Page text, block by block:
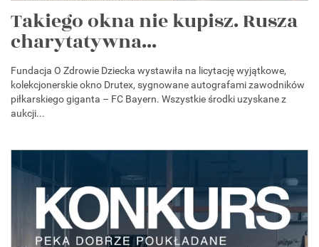
Takiego okna nie kupisz. Rusza
charytatywna...
Fundacja O Zdrowie Dziecka wystawiła na licytację wyjątkowe,
kolekcjonerskie okno Drutex, sygnowane autografami zawodników
piłkarskiego giganta – FC Bayern. Wszystkie środki uzyskane z
aukcji...